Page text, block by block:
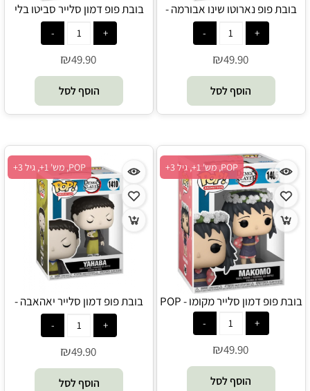
בובת פופ נארוטו שינו אבורמה -
₪49.90
הוסף לסל
בובת פופ דמון סלייר סביטו בלי
מסכה - POP
₪49.90
הוסף לסל
POP, מש' 1+, גיל 3+
בובת פופ דמון סלייר מקומו - POP
₪49.90
הוסף לסל
POP, מש' 1+, גיל 3+
בובת פופ דמון סלייר יאהאבה -
₪49.90
הוסף לסל